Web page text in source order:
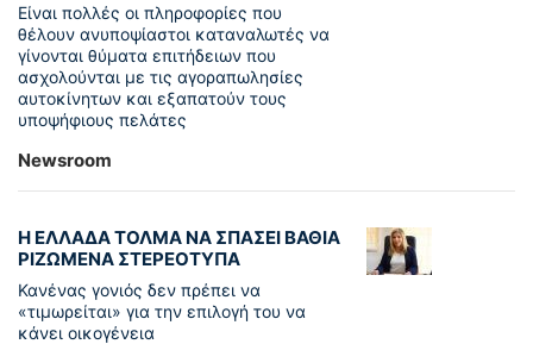
Είναι πολλές οι πληροφορίες που
θέλουν ανυποψίαστοι καταναλωτές να
γίνονται θύματα επιτήδειων που
ασχολούνται με τις αγοραπωλησίες
αυτοκίνητων και εξαπατούν τους
υποψήφιους πελάτες
Newsroom
Η ΕΛΛΑΔΑ ΤΟΛΜΑ ΝΑ ΣΠΑΣΕΙ ΒΑΘΙΑ
ΡΙΖΩΜΕΝΑ ΣΤΕΡΕΟΤΥΠΑ
Κανένας γονιός δεν πρέπει να
«τιμωρείται» για την επιλογή του να
κάνει οικογένεια